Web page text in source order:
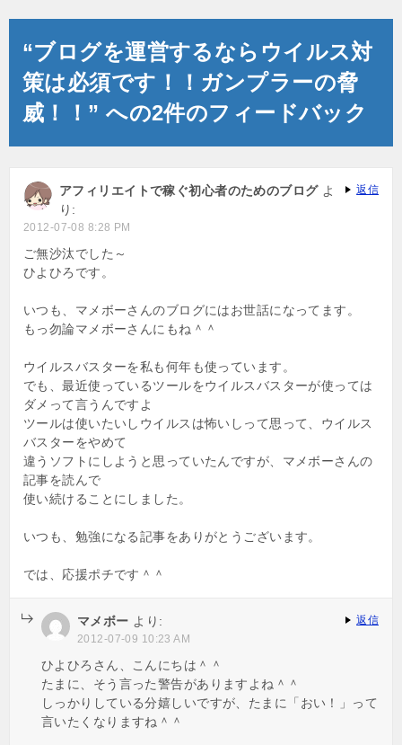
ゲ
ー
ョ
ン
“ブログを運営するならウイルス対
策は必須です！！ガンプラーの脅
威！！” への2件のフィードバック
アフィリエイトで稼ぐ初心者のためのブログ よ
り:
2012-07-08 8:28 PM
ご無沙汰でした～
ひよひろです。
いつも、マメボーさんのブログにはお世話になってます。
もっ勿論マメボーさんにもね＾＾
ウイルスバスターを私も何年も使っています。
でも、最近使っているツールをウイルスバスターが使っては
ダメって言うんですよ
ツールは使いたいしウイルスは怖いしって思って、ウイルス
バスターをやめて
違うソフトにしようと思っていたんですが、マメボーさんの
記事を読んで
使い続けることにしました。
いつも、勉強になる記事をありがとうございます。
では、応援ポチです＾＾
返信
マメボー より:
2012-07-09 10:23 AM
ひよひろさん、こんにちは＾＾
たまに、そう言った警告がありますよね＾＾
しっかりしている分嬉しいですが、たまに「おい！」って
言いたくなりますね＾＾
返信